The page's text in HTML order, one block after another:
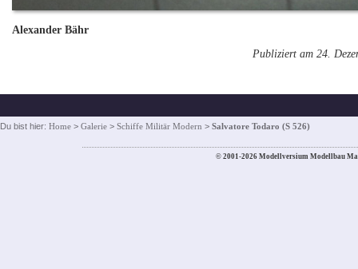
Alexander Bähr
Publiziert am 24.
Du bist hier: Home > Galerie > Schiffe Militär Modern > Salvatore Todaro (S 526)
© 2001-2026 Modellversium Modellbau